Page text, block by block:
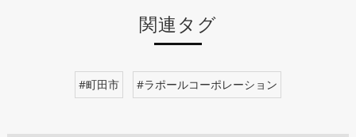
関連タグ
#町田市 #ラポールコーポレーション